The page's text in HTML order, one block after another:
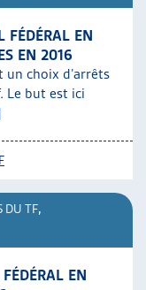
FÉDÉRAL EN
EN 2016
un choix d’arrêts
Le but est ici
DU TF,
EN